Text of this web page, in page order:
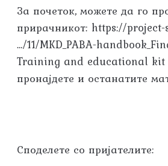
За почеток, можете да го
прирачникот: https://project-
…/11/MKD_PABA-
Training and educational kit
пронајдете и останатите
Споделете со пријателите: